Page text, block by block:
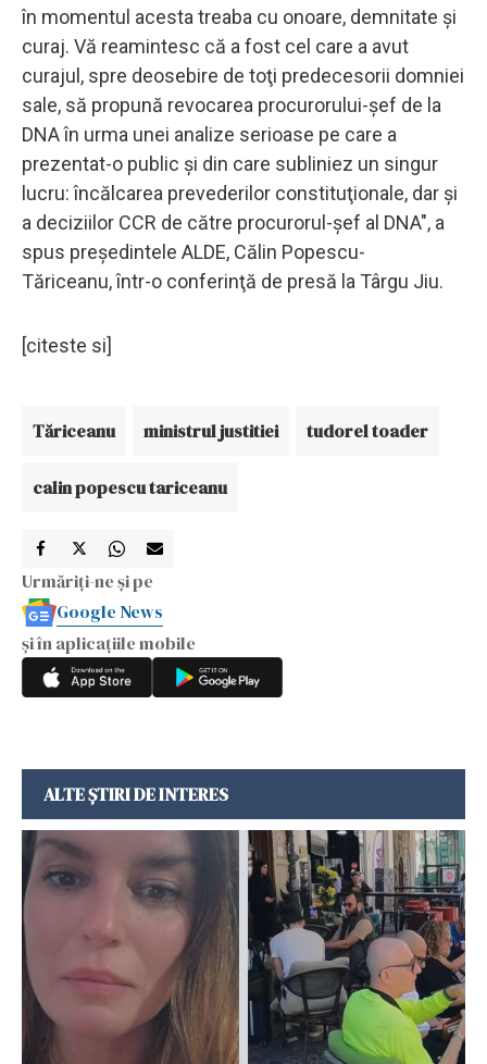
în momentul acesta treaba cu onoare, demnitate şi
curaj. Vă reamintesc că a fost cel care a avut
curajul, spre deosebire de toţi predecesorii domniei
sale, să propună revocarea procurorului-şef de la
DNA în urma unei analize serioase pe care a
prezentat-o public şi din care subliniez un singur
lucru: încălcarea prevederilor constituţionale, dar şi
a deciziilor CCR de către procurorul-şef al DNA", a
spus preşedintele ALDE, Călin Popescu-
Tăriceanu, într-o conferinţă de presă la Târgu Jiu.
[citeste si]
Tăriceanu ministrul justitiei tudorel toader
calin popescu tariceanu
Urmăriți-ne și pe
Google News
și în aplicațiile mobile
ALTE ȘTIRI DE INTERES